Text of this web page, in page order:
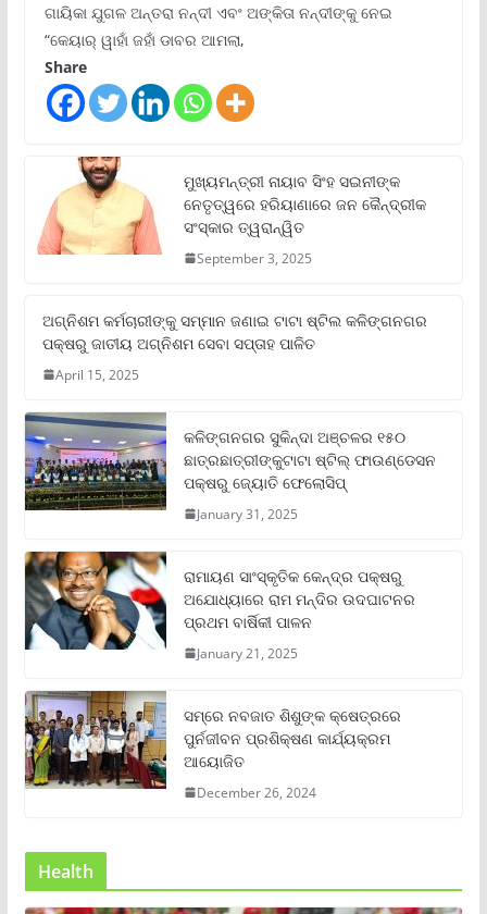
ଗାୟିକା ଯୁଗଳ ଅନ୍ତରା ନନ୍ଦୀ ଏବଂ ଅଙ୍କିତା ନନ୍ଦୀଙ୍କୁ ନେଇ
“କେୟାର୍ ୱାହାଁ ଜହାଁ ଡାବର ଆମଲା,
Share
ମୁଖ୍ୟମନ୍ତ୍ରୀ ନାୟାବ ସିଂହ ସଇନୀଙ୍କ
ନେତୃତ୍ୱରେ ହରିୟାଣାରେ ଜନ କୈନ୍ଦ୍ରୀକ
ସଂସ୍କାର ତ୍ୱରାନ୍ୱିତ
September 3, 2025
ଅଗ୍ନିଶମ କର୍ମଚାରୀଙ୍କୁ ସମ୍ମାନ ଜଣାଇ ଟାଟା ଷ୍ଟିଲ କଳିଙ୍ଗନଗର
ପକ୍ଷରୁ ଜାତୀୟ ଅଗ୍ନିଶମ ସେବା ସପ୍ତାହ ପାଳିତ
April 15, 2025
କଳିଙ୍ଗନଗର ସୁକିନ୍ଦା ଅଞ୍ଚଳର ୧୫୦
ଛାତ୍ରଛାତ୍ରୀଙ୍କୁଟାଟା ଷ୍ଟିଲ୍ ଫାଉଣ୍ଡେସନ
ପକ୍ଷରୁ ଜ୍ୟୋତି ଫେଲୋସିପ୍‌
January 31, 2025
ରାମାୟଣ ସାଂସ୍କୃତିକ କେନ୍ଦ୍ର ପକ୍ଷରୁ
ଅଯୋଧ୍ୟାରେ ରାମ ମନ୍ଦିର ଉଦଘାଟନର
ପ୍ରଥମ ବାର୍ଷିକୀ ପାଳନ
January 21, 2025
ସମ୍‌ରେ ନବଜାତ ଶିଶୁଙ୍କ କ୍ଷେତ୍ରରେ
ପୁର୍ନଜୀବନ ପ୍ରଶିକ୍ଷଣ କାର୍ଯ୍ୟକ୍ରମ
ଆୟୋଜିତ
December 26, 2024
Health